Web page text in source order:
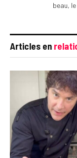
beau,
Articles en